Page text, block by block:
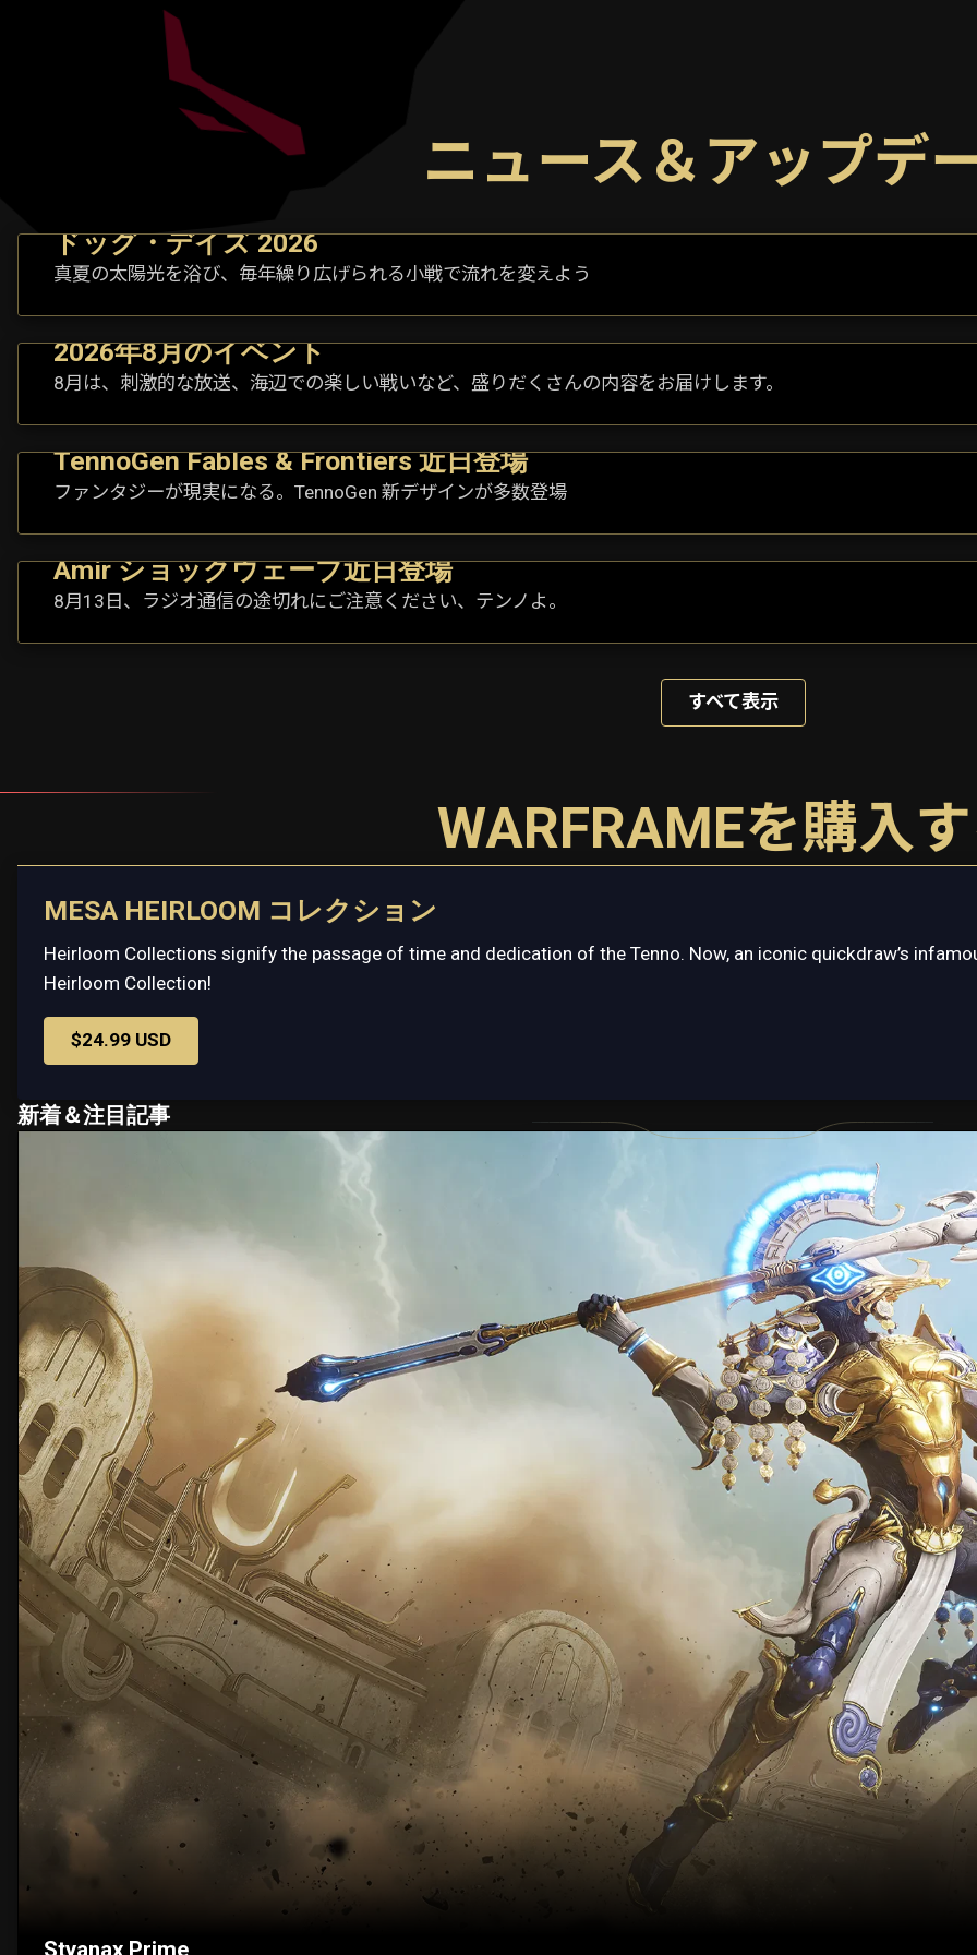
ニュース＆アップデ
ドッグ・デイズ 2026
真夏の太陽光を浴び、毎年繰り広げられる小戦で流れを変えよう
2026年8月のイベント
8月は、刺激的な放送、海辺での楽しい戦いなど、盛りだくさんの内容をお届けします。
TennoGen Fables & Frontiers 近日登場
ファンタジーが現実になる。TennoGen 新デザインが多数登場
Amir ショックウェーブ近日登場
8月13日、ラジオ通信の途切れにご注意ください、テンノよ。
すべて表示
WARFRAMEを購入
MESA HEIRLOOM コレクション
Heirloom Collections signify the passage of time and dedication of the Tenno. Now, an iconic quickdraw’s
Heirloom Collection!
$24.99 USD
新着＆注目記事
Styanax Prime